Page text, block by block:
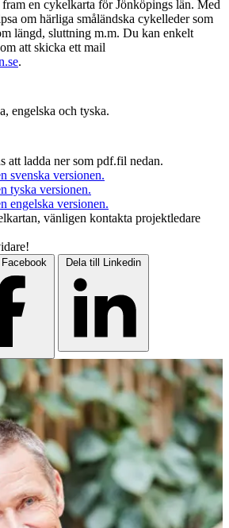
en cykelkarta för Jönköpings län. Med
om härliga småländska cykelleder som
längd, sluttning m.m. Du kan enkelt
att skicka ett mail
.
engelska och tyska.
att ladda ner som pdf.fil nedan.
svenska versionen.
tyska versionen.
engelska versionen.
vänligen kontakta projektledare
Dela till Linkedin